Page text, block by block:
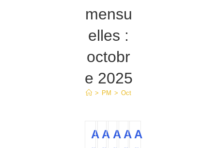
mensu
elles :
octobr
e 2025
> PM > Oct
A A A A A